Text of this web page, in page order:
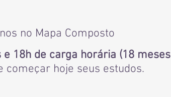
no Mapa Composto
e 18h de carga horária (18 meses
começar hoje seus estudos.